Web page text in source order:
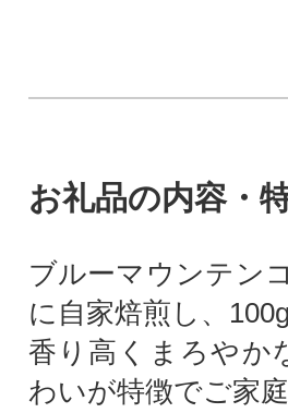
お礼品の内容・
ブルーマウンテン
に自家焙煎し、
香り高くまろやか
わいが特徴でご家